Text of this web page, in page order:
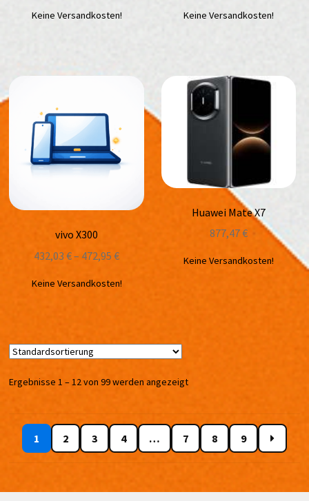
Keine Versandkosten! Keine Versandkosten!
vivo X300
432,03€– 472,95€
Keine Versandkosten!
Huawei Mate X7
877,47€
Keine Versandkosten!
Ergebnisse 1 – 12 von 99 werden angezeigt
1 2 3 4 … 7 8 9